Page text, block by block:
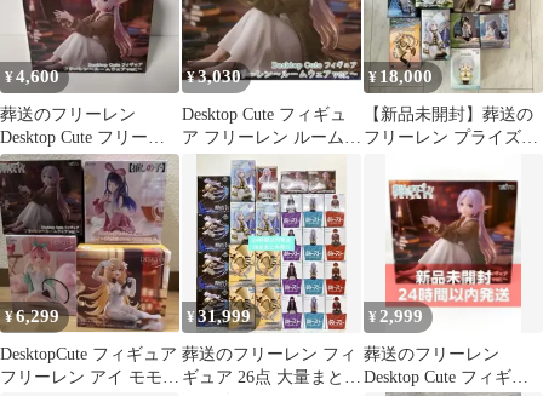
¥4,600
葬送のフリーレン
Desktop Cute フリーレ
ン ルームウェア 未開封
¥3,030
Desktop Cute フィギュ
ア フリーレン ルームウ
ェア ※複数在庫有
¥ 18,000
【新品未開封】葬送の
フリーレン プライズフ
り セット
¥6,299
DesktopCute フィギュア
フリーレン アイ モモ
¥31,999
葬送のフリーレン フィ
ギュア 26点 大量まとめ
¥ 2,999
葬送のフリーレン
Desktop Cute フィギュ